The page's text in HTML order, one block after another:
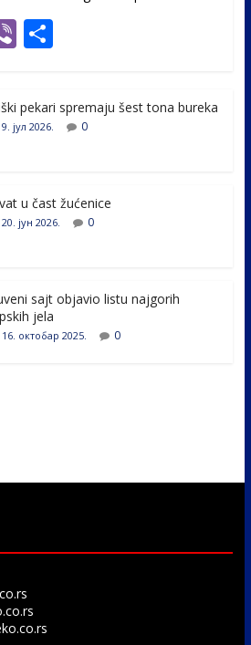
Vi
er
S
e
pekari spremaju šest tona bureka
9. јул 2026. 0
u čast žućenice
20. јун 2026. 0
sajt objavio listu najgorih
jela
16. октобар 2025. 0